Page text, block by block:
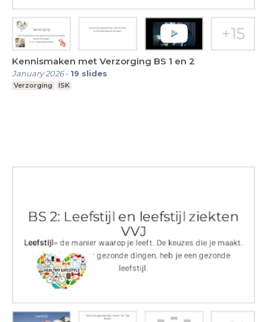
Kennismaken met Verzorging BS 1 en 2
January 2026- 19 slides
Verzorging ISK